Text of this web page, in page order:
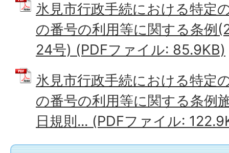
氷見市行政手続における特定
の番号の利用等に関する条例
24号) (PDFファイル: 85.9KB)
氷見市行政手続における特定
の番号の利用等に関する条例
日規則... (PDFファイル: